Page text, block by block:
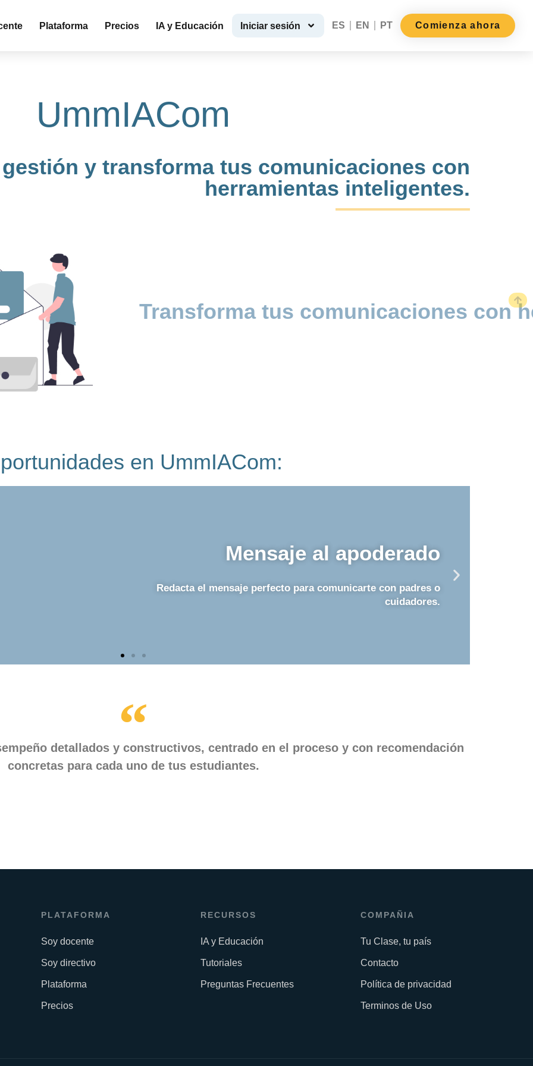
Plataforma Precios IA y Educación Iniciar sesión ES EN PT Comienza ahora
UmmIACom
y transforma tus comunicaciones con
herramientas inteligentes.
Transforma tus comunicaciones con
en UmmIACom:
Mensaje al apoderado
Redacta el mensaje perfecto para comunicarte con padres o
cuidadores.
detallados y constructivos, centrado en el proceso y con recomendación
concretas para cada uno de tus estudiantes.
PLATAFORMA
Soy docente
Soy directivo
Plataforma
Precios
RECURSOS
IA y Educación
Tutoriales
Preguntas Frecuentes
COMPAÑIA
Tu Clase, tu país
Contacto
Política de privacidad
Terminos de Uso